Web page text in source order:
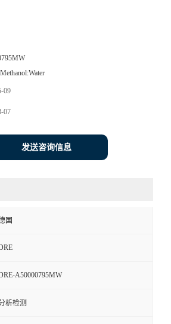
09
07
发送咨询信息
国
A50000795MW
析检测